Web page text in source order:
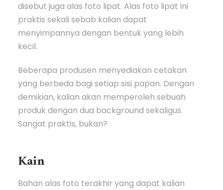
disebut juga alas foto lipat. Alas foto lipat ini
praktis sekali sebab kalian dapat
menyimpannya dengan bentuk yang lebih
kecil.
Beberapa produsen menyediakan cetakan
yang berbeda bagi setiap sisi papan. Dengan
demikian, kalian akan memperoleh sebuah
produk dengan dua background sekaligus.
Sangat praktis, bukan?
Kain
Bahan alas foto terakhir yang dapat kalian